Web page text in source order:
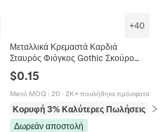
+40
Μεταλλικά Κρεμαστά Καρδιά
Σταυρός Φιόγκος Gothic Σκούρο
Στυλ DIY Αξεσουάρ Κοσμημάτων Για
Κολιέ Σκουλαρίκια
$0.15
Μικτό MOQ : 20 · 2K+ πουλήθηκε πρόσφατα
Κορυφή 3% Καλύτερες Πωλήσεις
σε
Δωρεάν αποστολή